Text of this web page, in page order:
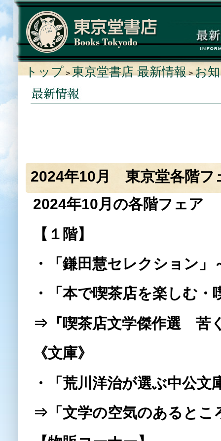
トップ > 東京堂書店 最新情報 > お
2024年10月 東京堂各階フ
2024年10月の各階フェア
【１階】
・「鎌田慧セレクション
・「本で喫茶店を楽しむ
⇒『喫茶店文学傑作選
《文庫》
・「荒川洋治が選ぶ中公
⇒「文学の空気のあるとこ